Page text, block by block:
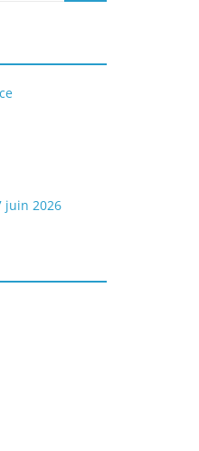
juin 2026